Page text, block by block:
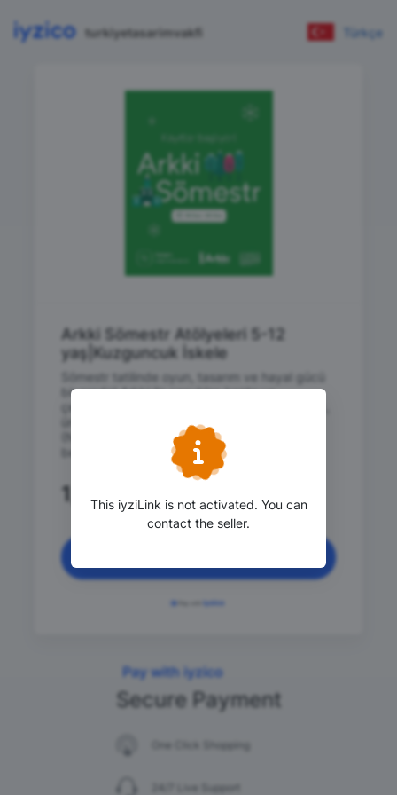
turkiyetasarimvakfi Türkçe
Arkki Sömestr Atölyeleri 5-12
yaş|Kuzguncuk İskele
Sömestr tatilinde oyun, tasarım ve hayal gücü
bir arada! Arkki ile çocuklar, kente ve
çevrelerine farklı bir gözle bakıyor; düşünerek,
üreterek ve birlikte öğrenerek keşfe çıkıyor.
(Not:Atölye bilgilerini ve çocuk yaşını
belirtmeniz önemle rica olunur)
1,750 .00 TRY
Pay with iyzico
Secure Payment
One Click Shopping
This iyziLink is not activated. You can
contact the seller.